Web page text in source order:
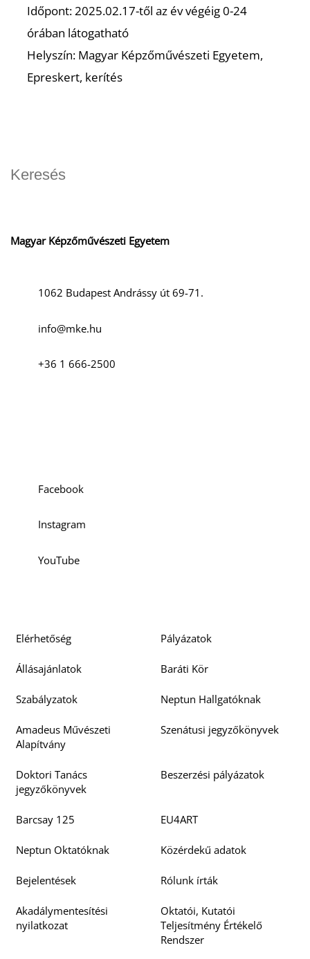
Időpont: 2025.02.17-től az év végéig 0-24
órában látogatható
Helyszín: Magyar Képzőművészeti Egyetem,
Epreskert, kerítés
Magyar Képzőművészeti Egyetem
1062 Budapest Andrássy út 69-71.
info@mke.hu
+36 1 666-2500
Facebook
Instagram
YouTube
Elérhetőség Pályázatok
Állásajánlatok Baráti Kör
Szabályzatok Neptun Hallgatóknak
Amadeus Művészeti
Alapítvány
Szenátusi jegyzőkönyvek
Doktori Tanács
jegyzőkönyvek
Beszerzési pályázatok
Barcsay 125 EU4ART
Neptun Oktatóknak Közérdekű adatok
Bejelentések Rólunk írták
Akadálymentesítési
nyilatkozat
Oktatói, Kutatói
Teljesítmény Értékelő
Rendszer